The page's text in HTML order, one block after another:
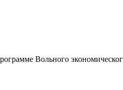
Вольного